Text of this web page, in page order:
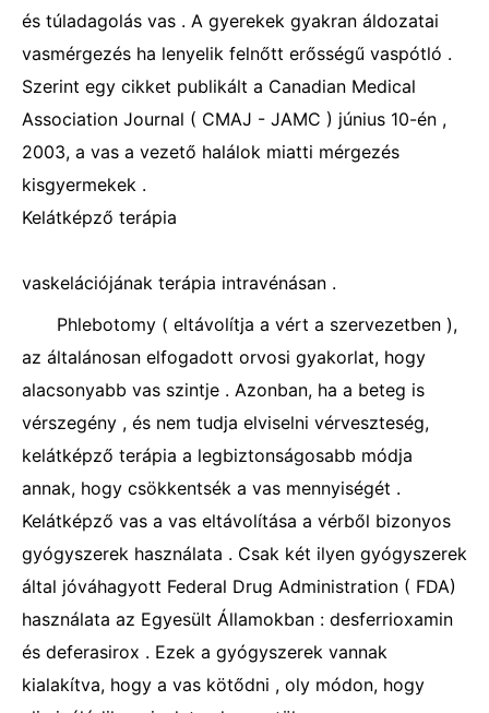
és túladagolás vas . A gyerekek gyakran áldozatai
vasmérgezés ha lenyelik felnőtt erősségű vaspótló .
Szerint egy cikket publikált a Canadian Medical
Association Journal ( CMAJ - JAMC ) június 10-én ,
2003, a vas a vezető halálok miatti mérgezés
kisgyermekek .
Kelátképző terápia
vaskelációjának terápia intravénásan .
Phlebotomy ( eltávolítja a vért a szervezetben ),
az általánosan elfogadott orvosi gyakorlat, hogy
alacsonyabb vas szintje . Azonban, ha a beteg is
vérszegény , és nem tudja elviselni vérveszteség,
kelátképző terápia a legbiztonságosabb módja
annak, hogy csökkentsék a vas mennyiségét .
Kelátképző vas a vas eltávolítása a vérből bizonyos
gyógyszerek használata . Csak két ilyen gyógyszerek
által jóváhagyott Federal Drug Administration ( FDA)
használata az Egyesült Államokban : desferrioxamin
és deferasirox . Ezek a gyógyszerek vannak
kialakítva, hogy a vas kötődni , oly módon, hogy